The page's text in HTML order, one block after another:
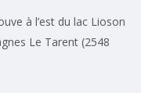
à l’est du lac Lioson
Le Tarent (2548